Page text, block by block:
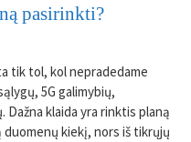
pasirinkti?
tik tol, kol nepradedame
5G galimybių,
klaida yra rinktis planą
duomenų kiekį, nors iš tikrųjų